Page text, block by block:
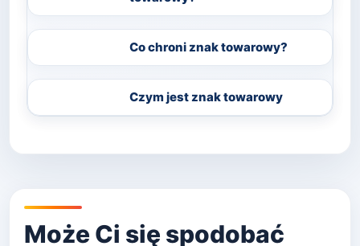
Co chroni znak towarowy?
Czym jest znak towarowy